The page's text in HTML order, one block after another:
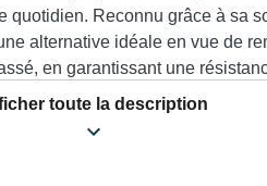
quotidien. Reconnu grâce à sa
alternative idéale en vue de
en garantissant une
beige évoque un style
toute la description